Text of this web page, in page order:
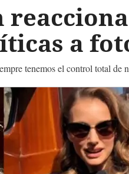
a
tenemos el control total de